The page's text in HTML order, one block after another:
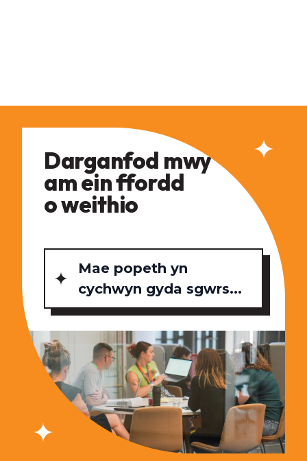
Darganfod mwy
am ein ffordd
o weithio
Mae popeth yn
cychwyn gyda sgwrs...